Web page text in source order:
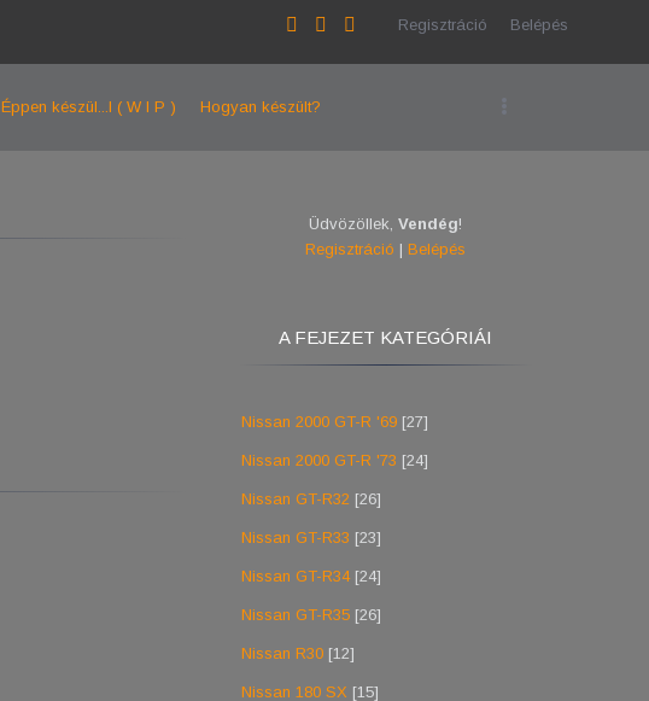
Regisztráció Belépés
Éppen készül...l ( W I P ) Hogyan készült?
Üdvözöllek,Vendég!
Regisztráció |Belépés
A FEJEZET KATEGÓRIÁI
Nissan 2000 GT-R '69 [27]
Nissan 2000 GT-R '73 [24]
Nissan GT-R32 [26]
Nissan GT-R33 [23]
Nissan GT-R34 [24]
Nissan GT-R35 [26]
Nissan R30 [12]
Nissan 180 SX [15]